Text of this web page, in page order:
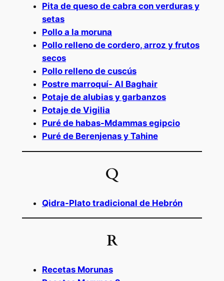
Pita de queso de cabra con verduras y
setas
Pollo a la moruna
Pollo relleno de cordero, arroz y frutos
secos
Pollo relleno de cuscús
Postre marroquí- Al Baghair
Potaje de alubias y garbanzos
Potaje de Vigilia
Puré de habas-Mdammas egipcio
Puré de Berenjenas y Tahine
Q
Qidra-Plato tradicional de Hebrón
R
Recetas Morunas